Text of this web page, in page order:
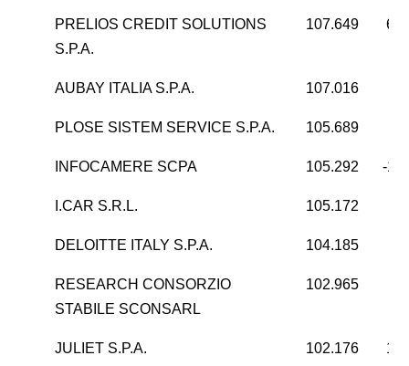
PRELIOS CREDIT SOLUTIONS
S.P.A.
107.649
AUBAY ITALIA S.P.A. 107.016
PLOSE SISTEM SERVICE S.P.A. 105.689
INFOCAMERE SCPA 105.292 -
I.CAR S.R.L. 105.172
DELOITTE ITALY S.P.A. 104.185
RESEARCH CONSORZIO
STABILE SCONSARL
102.965
JULIET S.P.A. 102.176